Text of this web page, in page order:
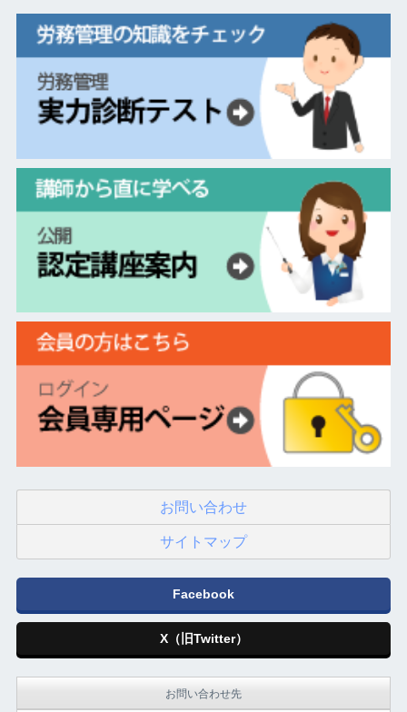
お問い合わせ
サイトマップ
Facebook
X（旧Twitter）
お問い合わせ先